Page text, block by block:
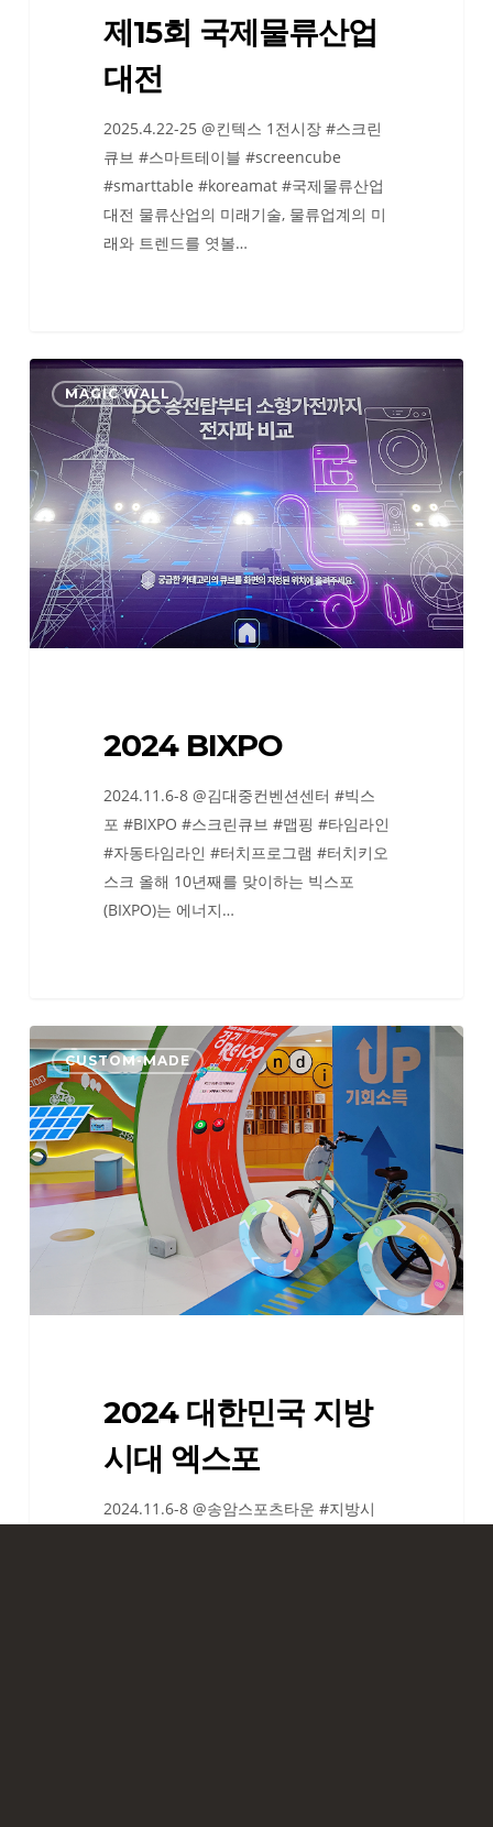
제15회 국제물류산업
대전
2025.4.22-25 @킨텍스 1전시장 #스크린
큐브 #스마트테이블 #screencube
#smarttable #koreamat #국제물류산업
대전 물류산업의 미래기술, 물류업계의 미
래와 트렌드를 엿볼…
2024
BIXPOMAGIC WALL
2024 BIXPO
2024.11.6-8 @김대중컨벤션센터 #빅스
포 #BIXPO #스크린큐브 #맵핑 #타임라인
#자동타임라인 #터치프로그램 #터치키오
스크 올해 10년째를 맞이하는 빅스포
(BIXPO)는 에너지…
2024
대
한
민
국
지
방
CUSTOM-MADE
2024 대한민국 지방
시대 엑스포
2024.11.6-8 @송암스포츠타운 #지방시